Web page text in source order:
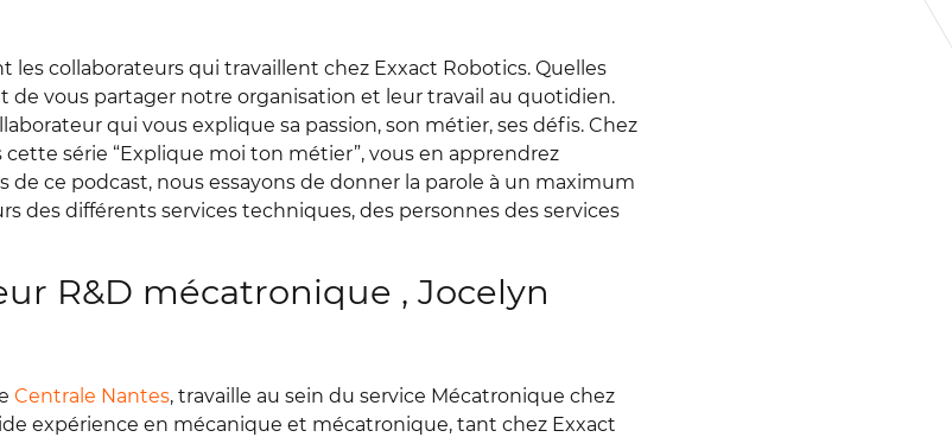
les collaborateurs qui travaillent chez Exxact Robotics. Quelles
de vous partager notre organisation et leur travail au quotidien.
qui vous explique sa passion, son métier, ses défis. Chez
série “Explique moi ton métier”, vous en apprendrez
de ce podcast, nous essayons de donner la parole à un maximum
des différents services techniques, des personnes des services
R&D mécatronique , Jocelyn
Centrale Nantes, travaille au sein du service Mécatronique chez
expérience en mécanique et mécatronique, tant chez Exxact